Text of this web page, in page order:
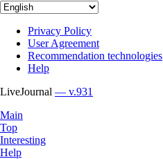
Privacy Policy
User Agreement
Recommendation technologies
Help
LiveJournal — v.931
Main
Top
Interesting
Help